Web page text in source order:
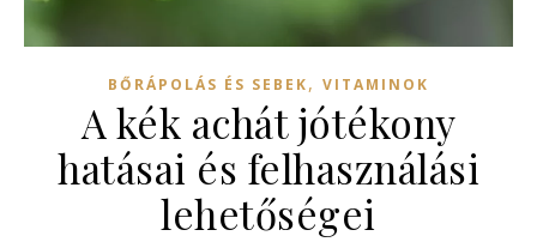
BŐRÁPOLÁS ÉS SEBEK, VITAMINOK
A kék achát jótékony
hatásai és felhasználási
lehetőségei